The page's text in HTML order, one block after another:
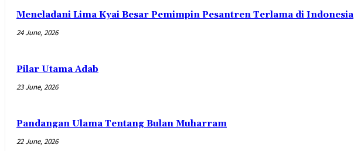
Meneladani Lima Kyai Besar Pemimpin Pesantren Terlama di Indonesia
24 June, 2026
Pilar Utama Adab
23 June, 2026
Pandangan Ulama Tentang Bulan Muharram
22 June, 2026